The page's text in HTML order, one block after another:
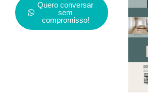
Quero conversar
sem
compromisso!